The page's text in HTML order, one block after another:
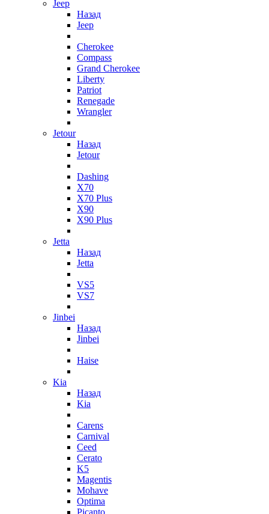
Jeep
Назад
Jeep
Cherokee
Compass
Grand Cherokee
Liberty
Patriot
Renegade
Wrangler
Jetour
Назад
Jetour
Dashing
X70
X70 Plus
X90
X90 Plus
Jetta
Назад
Jetta
VS5
VS7
Jinbei
Назад
Jinbei
Haise
Kia
Назад
Kia
Carens
Carnival
Ceed
Cerato
K5
Magentis
Mohave
Optima
Picanto